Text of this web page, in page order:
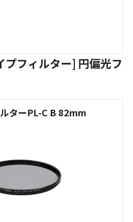
プフィルター] 円偏光フ
ターPL-C B 82mm